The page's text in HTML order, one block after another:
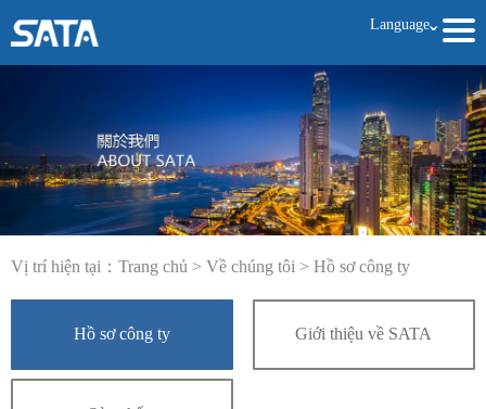
Languageˇ
Vị trí hiện tại： Trang chủ > Về chúng tôi > Hồ sơ công ty
Hồ sơ công ty Giới thiệu về SATA